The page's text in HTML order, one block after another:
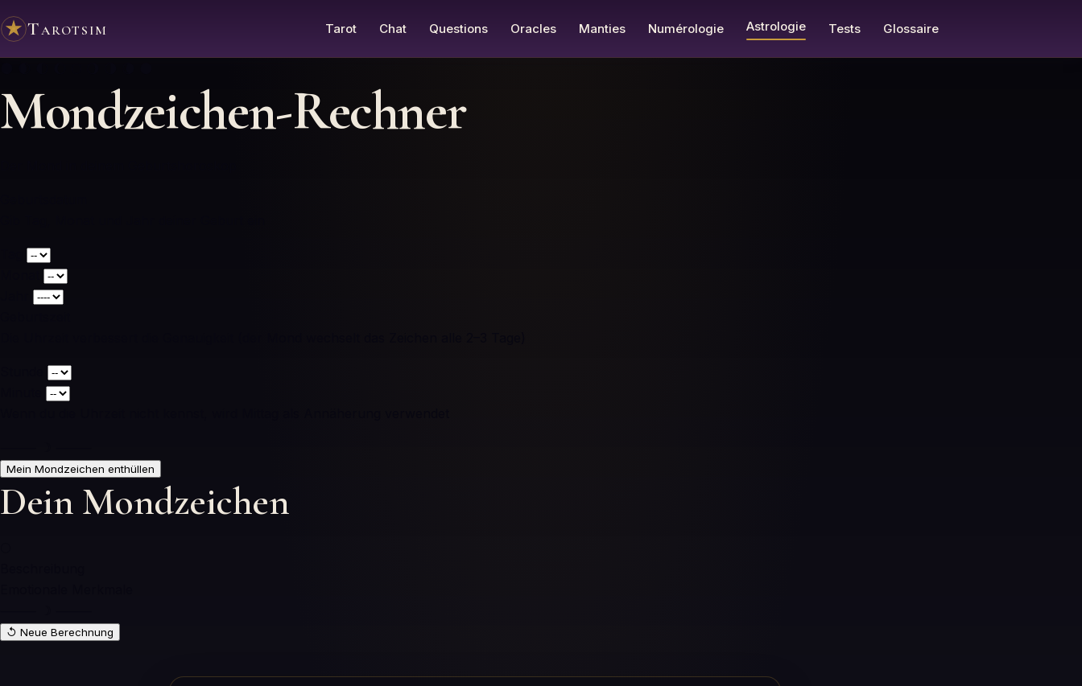
Tarotsim Tarot Chat Questions Oracles Manties Numérologie Astrologie Tests Glossaire
Mondzeichen-Rechner
Mein Mondzeichen enthüllen
Dein Mondzeichen
↺ Neue Berechnung